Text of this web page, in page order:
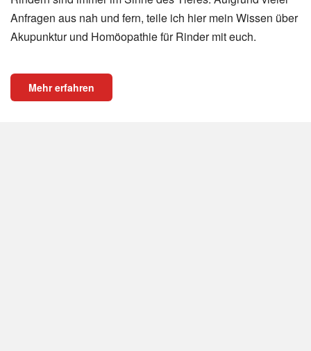
Anfragen aus nah und fern, teile ich hier mein Wissen über
Akupunktur und Homöopathie für Rinder mit euch.
Mehr erfahren